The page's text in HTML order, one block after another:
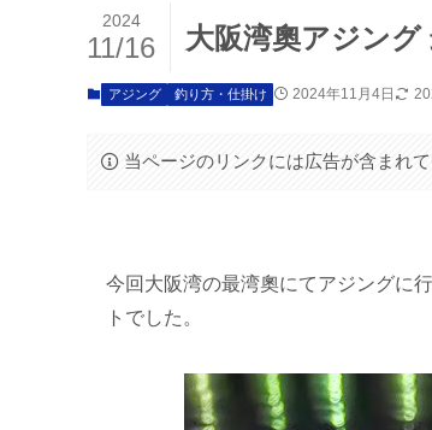
大阪湾奧アジング
2024
11/16
アジング 釣り方・仕掛け 2024年11月4日
当ページのリンクには広告が含まれ
今回大阪湾の最湾奧にてアジングに
トでした。